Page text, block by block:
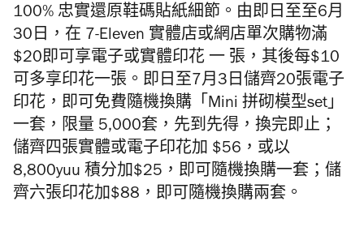
100% 忠實還原鞋碼貼紙細節。由即日至至6月
30日，在 7-Eleven 實體店或網店單次購物滿
$20即可享電子或實體印花 一 張，其後每$10
可多享印花一張。即日至7月3日儲齊20張電子
印花，即可免費隨機換購「Mini 拼砌模型set」
一套，限量 5,000套，先到先得，換完即止；
儲齊四張實體或電子印花加 $56，或以
8,800yuu 積分加$25，即可隨機換購一套；儲
齊六張印花加$88，即可隨機換購兩套。